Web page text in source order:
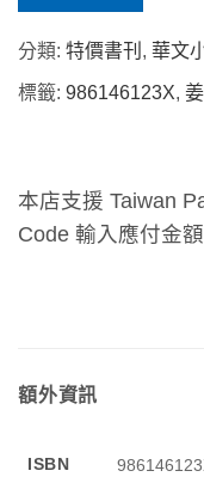
分類: 特價書刊 , 華文
標籤: 986146123X,
本店支援 Taiwan
Code 輸入應付金
額外資訊
ISBN